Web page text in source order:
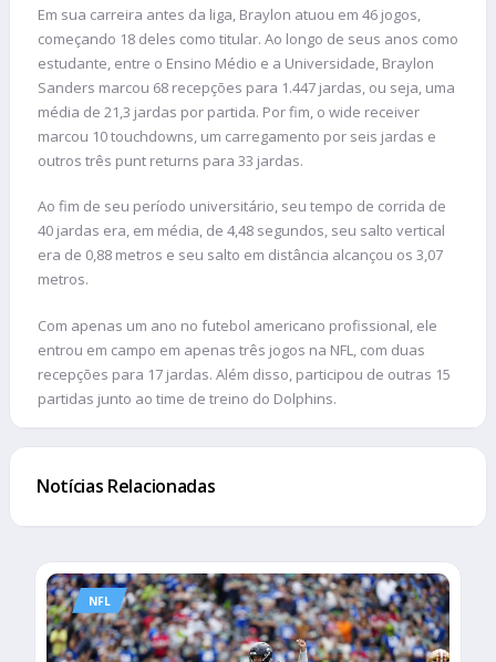
Em sua carreira antes da liga, Braylon atuou em 46 jogos,
começando 18 deles como titular. Ao longo de seus anos como
estudante, entre o Ensino Médio e a Universidade, Braylon
Sanders marcou 68 recepções para 1.447 jardas, ou seja, uma
média de 21,3 jardas por partida. Por fim, o wide receiver
marcou 10 touchdowns, um carregamento por seis jardas e
outros três punt returns para 33 jardas.
Ao fim de seu período universitário, seu tempo de corrida de
40 jardas era, em média, de 4,48 segundos, seu salto vertical
era de 0,88 metros e seu salto em distância alcançou os 3,07
metros.
Com apenas um ano no futebol americano profissional, ele
entrou em campo em apenas três jogos na NFL, com duas
recepções para 17 jardas. Além disso, participou de outras 15
partidas junto ao time de treino do Dolphins.
Notícias Relacionadas
NFL